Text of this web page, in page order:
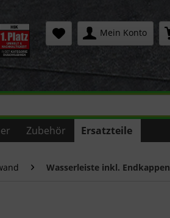
Mein Konto
Zubehör Ersatzteile
Wasserleiste inkl. Endkappen